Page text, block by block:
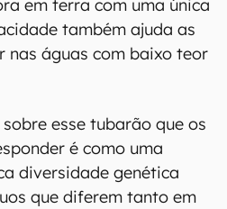
em terra com uma única
também ajuda as
nas águas com baixo teor
esse tubarão que os
é como uma
diversidade genética
que diferem tanto em